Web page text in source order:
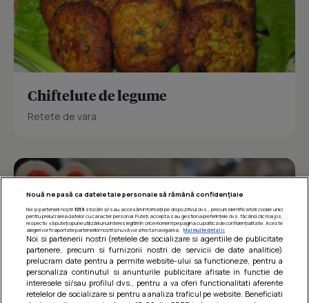
Chiftelute de legume
Retete de vara.
Nouă ne pasă ca datele tale personale să rămână confidențiale
Noi și partenerii noștri 1019stocăm și/sau accesăm informații pe dispozitivul dvs., precum identificatorii cookie unici
pentru prelucrarea datelor cu caracter personal. Puteți accepta sau gestiona preferințele dvs. făcând clic mai jos,
respectiv vă puteți opune utilizării unui interes legitim în orice moment pe pagina cu politica de confidențialitate. Aceste
alegeri vor fi raportate partenerilor noștri și nu vă vor afecta navigarea.
Mai multe detalii
Noi si partenerii nostri (retelele de socializare si agentiile de publicitate
partenere, precum si furnizorii nostri de servicii de date analitice)
prelucram date pentru a permite website-ului sa functioneze, pentru a
personaliza continutul si anunturile publicitare afisate in functie de
interesele si/sau profilul dvs., pentru a va oferi functionalitati aferente
retelelor de socializare si pentru a analiza traficul pe website. Beneficiati